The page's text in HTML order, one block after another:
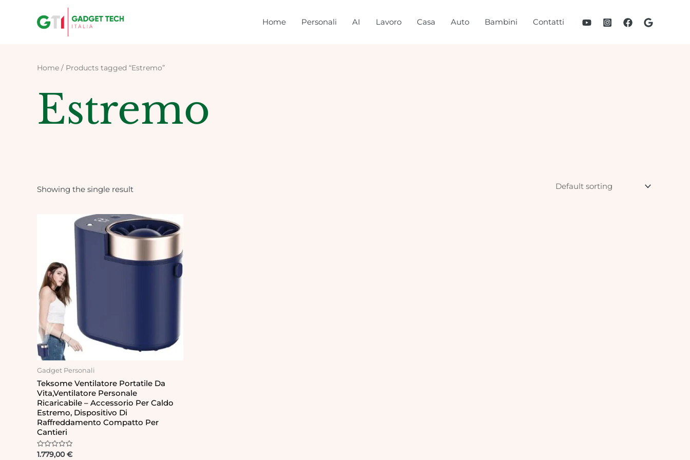
Home Personali AI Lavoro Casa Auto Bambini Contatti
Home / Products tagged “Estremo”
Estremo
Showing the single result
Gadget Personali
Teksome Ventilatore Portatile Da
Vita,Ventilatore Personale
Ricaricabile – Accessorio Per Caldo
Estremo, Dispositivo Di
Raffreddamento Compatto Per
Cantieri
Rated
1.779,00€